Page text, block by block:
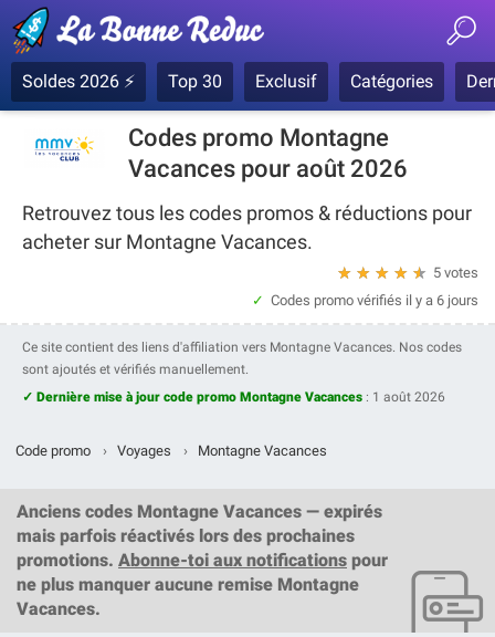
Soldes 2026 ⚡ Top 30 Exclusif Catégories
Codes promo Montagne
Vacances pour août 2026
Retrouvez tous les codes promos & réductions pour
acheter sur Montagne Vacances.
5 votes
★
★
★
★
★
Codes promo vérifiés il y a 6 jours
Ce site contient des liens d'affiliation vers Montagne Vacances. Nos codes
sont ajoutés et vérifiés manuellement.
✓ Dernière mise à jour code promo Montagne Vacances : 1 août 2026
Code promo › Voyages › Montagne Vacances
Anciens codes Montagne Vacances — expirés
mais parfois réactivés lors des prochaines
promotions. Abonne-toi aux notifications pour
ne plus manquer aucune remise Montagne
Vacances.